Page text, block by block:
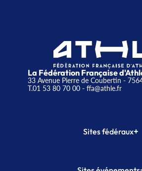
La Fédération Française
33 Avenue Pierre de Coubertin -
T.01 53 80 70 00- ffa@athle.fr
Sites fédéraux+